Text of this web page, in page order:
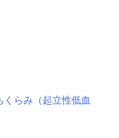
らみ（起立性低血